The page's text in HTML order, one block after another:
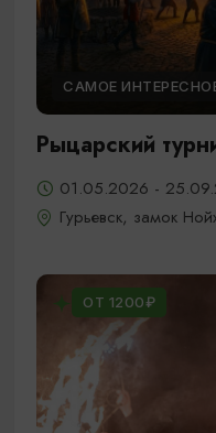
САМОЕ
Рыцарский
01.05.2026 -
Гурьевск, замок
ОТ 1200₽